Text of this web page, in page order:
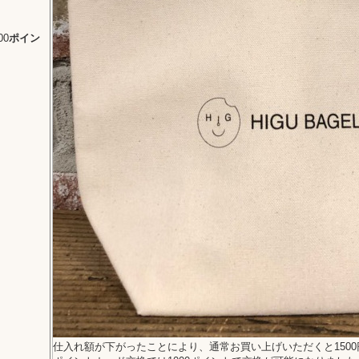
ポイン
仕入れ額が下がったことにより、通常お買い上げいただくと